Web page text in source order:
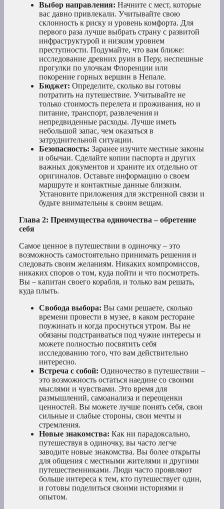
Выбор направления: Начните с мест, которые
вас давно привлекали. Учитывайте свою
склонность к риску и уровень комфорта. Для
первого раза лучше выбрать страну с развитой
инфраструктурой и низким уровнем
преступности. Подумайте, что вам ближе:
исследование древних руин в Перу, неспешные
прогулки по улочкам Флоренции или
покорение горных вершин в Непале.
Бюджет: Определите, сколько вы готовы
потратить на путешествие. Учитывайте не
только стоимость перелета и проживания, но и
питание, транспорт, развлечения и
непредвиденные расходы. Лучше иметь
небольшой запас, чем оказаться в
затруднительной ситуации.
Безопасность: Заранее изучите местные законы
и обычаи. Сделайте копии паспорта и других
важных документов и храните их отдельно от
оригиналов. Оставьте информацию о своем
маршруте и контактные данные близким.
Установите приложения для экстренной связи и
будьте внимательны к своим вещам.
Глава 2: Преимущества одиночества – обретение
себя
Самое ценное в путешествии в одиночку – это
возможность самостоятельно принимать решения и
следовать своим желаниям. Никаких компромиссов,
никаких споров о том, куда пойти и что посмотреть.
Вы – капитан своего корабля, и только вам решать,
куда плыть.
Свобода выбора: Вы сами решаете, сколько
времени провести в музее, в каком ресторане
поужинать и когда проснуться утром. Вы не
обязаны подстраиваться под чужие интересы и
можете полностью посвятить себя
исследованию того, что вам действительно
интересно.
Встреча с собой: Одиночество в путешествии –
это возможность остаться наедине со своими
мыслями и чувствами. Это время для
размышлений, самоанализа и переоценки
ценностей. Вы можете лучше понять себя, свои
сильные и слабые стороны, свои мечты и
стремления.
Новые знакомства: Как ни парадоксально,
путешествуя в одиночку, вы часто легче
заводите новые знакомства. Вы более открыты
для общения с местными жителями и другими
путешественниками. Люди часто проявляют
больше интереса к тем, кто путешествует один,
и готовы поделиться своими историями и
опытом.